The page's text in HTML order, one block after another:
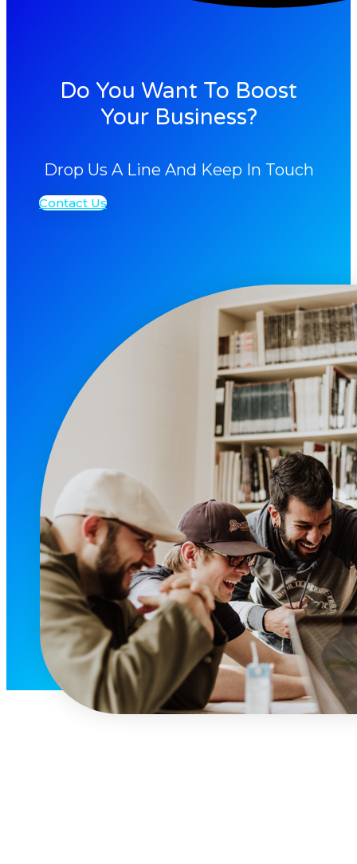
Do You Want To Boost
Your Business?
Drop Us A Line And Keep In Touch
Contact Us